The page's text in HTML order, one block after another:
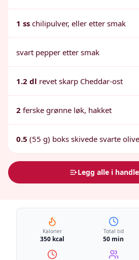
1 ss chilipulver, eller etter smak
svart pepper etter smak
1.2 dl revet skarp Cheddar-ost
2 ferske grønne løk, hakket
0.5 (55 g) boks skivede svarte
Legg alle i
Kalorier
350 kcal
Total tid
50 min